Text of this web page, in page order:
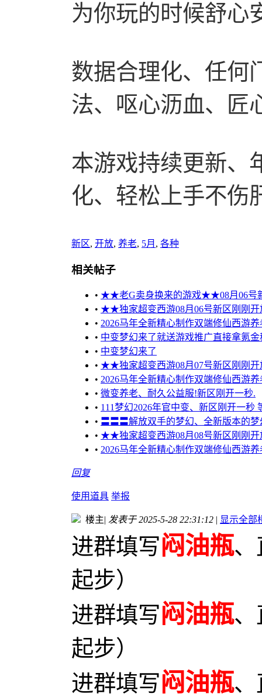
为你玩的时候舒心
数据合理化、任何
法、呕心沥血、匠
本游戏持续更新、
化、轻松上手不伤
新区, 开放, 养老, 5月 , 各种
相关帖子
• ★★老G卖身换来的游戏★★08月06号
• ★★独家超变西游08月06号新区刚刚
• 2026马年全新精心制作双端修仙西游
• 中变梦幻来了就送游戏推广直接拿氪金
• 中变梦幻来了
• ★★独家超变西游08月07号新区刚刚
• 2026马年全新精心制作双端修仙西游
• 微变养老、耐久公益服!新区刚开一秒.
• 111梦幻2026年官中变、新区刚开一秒
• 〓〓〓解放双手的梦幻、全新版本的梦
• ★★独家超变西游08月08号新区刚刚
• 2026马年全新精心制作双端修仙西游
回复
使用道具 举报
楼主| 发表于 2025-5-28 22:31:12 | 显示全部
进群填写闷油瓶、
起步）
进群填写闷油瓶、
起步）
进群填写闷油瓶、